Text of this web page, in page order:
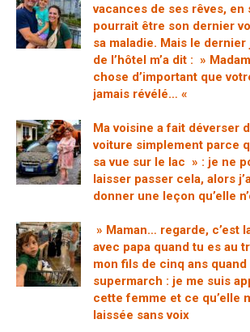
vacances de ses rêves, en
pourrait être son dernier
sa maladie. Mais le
de l’hôtel m’a dit : »
chose d’important que
jamais révélé… «
Ma voisine a fait déverser
voiture simplement parce
sa vue sur le lac » : je ne
laisser passer cela, alors
donner une leçon qu’elle
» Maman… regarde, c’est
avec papa quand tu es au
mon fils de cinq ans
supermarch : je me suis
cette femme et ce qu’elle
laissée sans voix